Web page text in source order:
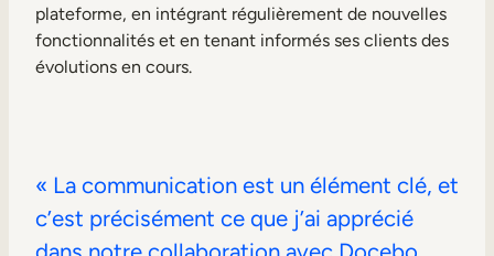
plateforme, en intégrant régulièrement de nouvelles
fonctionnalités et en tenant informés ses clients des
évolutions en cours.
« La communication est un élément clé, et
c’est précisément ce que j’ai apprécié